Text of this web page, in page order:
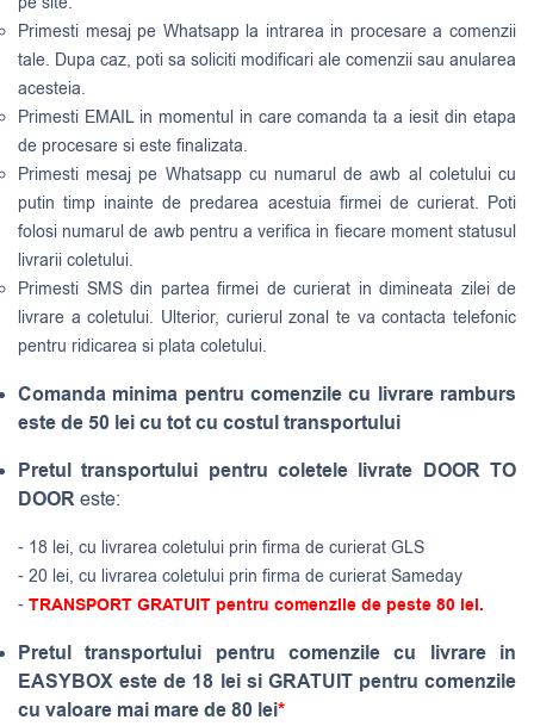
Primesti mesaj pe Whatsapp la intrarea in procesare a comenzii
tale. Dupa caz, poti sa soliciti modificari ale comenzii sau anularea
acesteia.
Primesti EMAIL in momentul in care comanda ta a iesit din etapa
de procesare si este finalizata.
Primesti mesaj pe Whatsapp cu numarul de awb al coletului cu
putin timp inainte de predarea acestuia firmei de curierat. Poti
folosi numarul de awb pentru a verifica in fiecare moment statusul
livrarii coletului.
Primesti SMS din partea firmei de curierat in dimineata zilei de
livrare a coletului. Ulterior, curierul zonal te va contacta telefonic
pentru ridicarea si plata coletului.
Comanda minima pentru comenzile cu livrare ramburs
este de 50 lei cu tot cu costul transportului
Pretul transportului pentru coletele livrate DOOR TO
DOOReste:
- 18 lei, cu livrarea coletului prin firma de curierat GLS
- 20 lei, cu livrarea coletului prin firma de curierat Sameday
- TRANSPORT GRATUIT pentru comenzile de peste 80 lei.
Pretul transportului pentru comenzile cu livrare in
EASYBOX este de 18 lei si GRATUIT pentru comenzile
cu valoare mai mare de 80 lei*